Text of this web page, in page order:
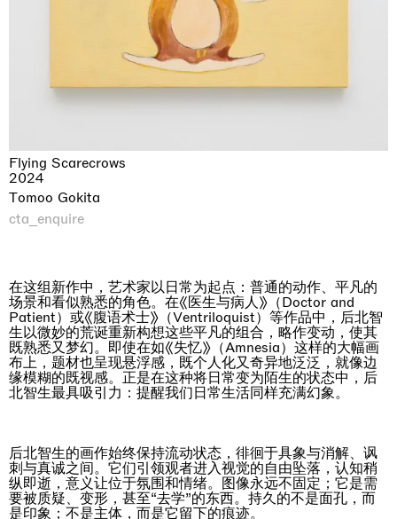
Flying Scarecrows
2024
Tomoo Gokita
cta_enquire
在这组新作中，艺术家以日常为起点：普通的动作、平凡的
场景和看似熟悉的角色。在《医生与病人》（Doctor and
Patient）或《腹语术士》（Ventriloquist）等作品中，后北智
生以微妙的荒诞重新构想这些平凡的组合，略作变动，使其
既熟悉又梦幻。即使在如《失忆》（Amnesia）这样的大幅画
布上，题材也呈现悬浮感，既个人化又奇异地泛泛，就像边
缘模糊的既视感。正是在这种将日常变为陌生的状态中，后
北智生最具吸引力：提醒我们日常生活同样充满幻象。
后北智生的画作始终保持流动状态，徘徊于具象与消解、讽
刺与真诚之间。它们引领观者进入视觉的自由坠落，认知稍
纵即逝，意义让位于氛围和情绪。图像永远不固定；它是需
要被质疑、变形，甚至“去学”的东西。持久的不是面孔，而
是印象；不是主体，而是它留下的痕迹。